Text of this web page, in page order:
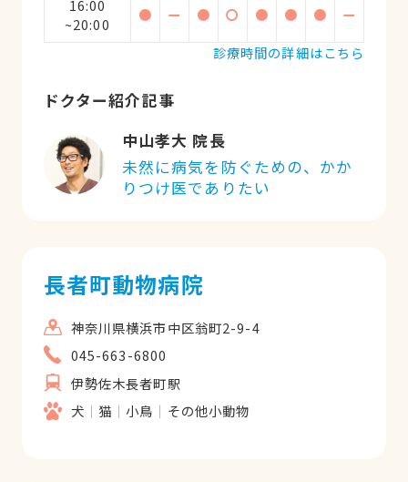
16:00
~20:00
● ー ● 〇 ● ● ●
ー
診療時間の詳細はこちら
ドクター紹介記事
中山孝大 院長
未然に病気を防ぐための、かか
りつけ医でありたい
長者町動物病院
神奈川県横浜市中区翁町2-9-4
045-663-6800
伊勢佐木長者町駅
犬
猫 小鳥 その他小動物